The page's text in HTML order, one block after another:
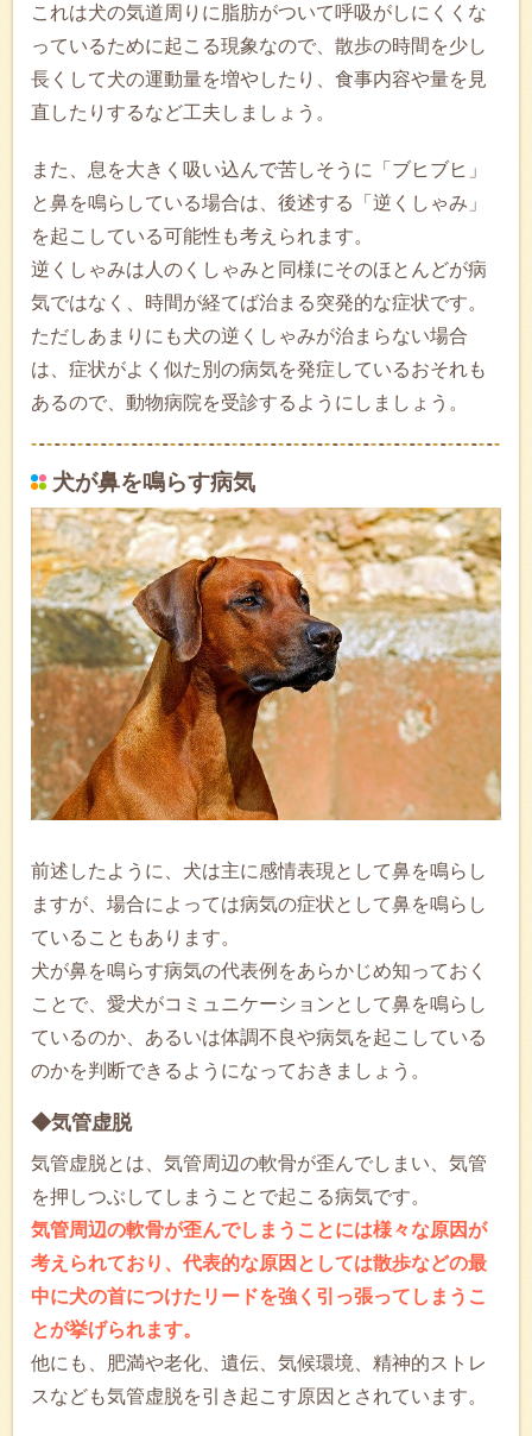
これは犬の気道周りに脂肪がついて呼吸がしにくくな
っているために起こる現象なので、散歩の時間を少し
長くして犬の運動量を増やしたり、食事内容や量を見
直したりするなど工夫しましょう。
また、息を大きく吸い込んで苦しそうに「ブヒブヒ」
と鼻を鳴らしている場合は、後述する「逆くしゃみ」
を起こしている可能性も考えられます。
逆くしゃみは人のくしゃみと同様にそのほとんどが病
気ではなく、時間が経てば治まる突発的な症状です。
ただしあまりにも犬の逆くしゃみが治まらない場合
は、症状がよく似た別の病気を発症しているおそれも
あるので、動物病院を受診するようにしましょう。
犬が鼻を鳴らす病気
前述したように、犬は主に感情表現として鼻を鳴らし
ますが、場合によっては病気の症状として鼻を鳴らし
ていることもあります。
犬が鼻を鳴らす病気の代表例をあらかじめ知っておく
ことで、愛犬がコミュニケーションとして鼻を鳴らし
ているのか、あるいは体調不良や病気を起こしている
のかを判断できるようになっておきましょう。
◆気管虚脱
気管虚脱とは、気管周辺の軟骨が歪んでしまい、気管
を押しつぶしてしまうことで起こる病気です。
気管周辺の軟骨が歪んでしまうことには様々な原因が
考えられており、代表的な原因としては散歩などの最
中に犬の首につけたリードを強く引っ張ってしまうこ
とが挙げられます。
他にも、肥満や老化、遺伝、気候環境、精神的ストレ
スなども気管虚脱を引き起こす原因とされています。